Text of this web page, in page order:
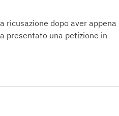
ricusazione dopo aver appena
presentato una petizione in